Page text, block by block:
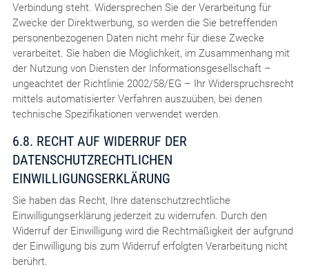
Verbindung steht. Widersprechen Sie der Verarbeitung für
Zwecke der Direktwerbung, so werden die Sie betreffenden
personenbezogenen Daten nicht mehr für diese Zwecke
verarbeitet. Sie haben die Möglichkeit, im Zusammenhang mit
der Nutzung von Diensten der Informationsgesellschaft –
ungeachtet der Richtlinie 2002/58/EG – Ihr Widerspruchsrecht
mittels automatisierter Verfahren auszuüben, bei denen
technische Spezifikationen verwendet werden.
6.8. RECHT AUF WIDERRUF DER
DATENSCHUTZRECHTLICHEN
EINWILLIGUNGSERKLÄRUNG
Sie haben das Recht, Ihre datenschutzrechtliche
Einwilligungserklärung jederzeit zu widerrufen. Durch den
Widerruf der Einwilligung wird die Rechtmäßigkeit der aufgrund
der Einwilligung bis zum Widerruf erfolgten Verarbeitung nicht
berührt.